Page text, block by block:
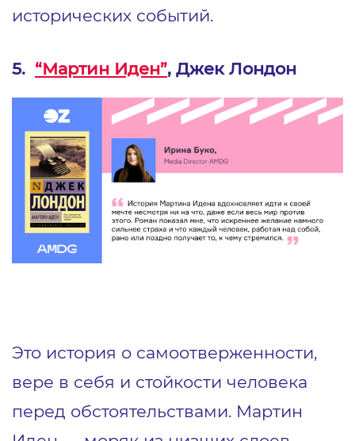
исторических событий.
5. “Мартин Иден”, Джек Лондон
Это история о самоотверженности,
вере в себя и стойкости человека
перед обстоятельствами. Мартин